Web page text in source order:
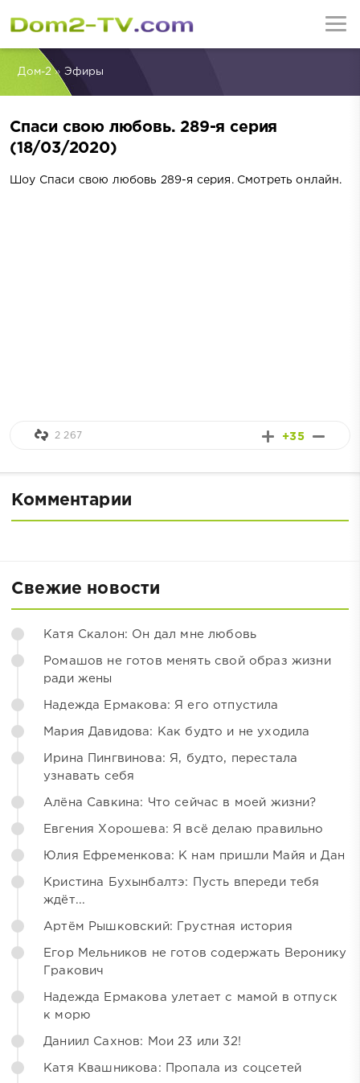
Дом-2» Эфиры
Спаси свою любовь. 289-я серия
(18/03/2020)
Шоу Спаси свою любовь 289-я серия. Смотреть онлайн.
+35
2 267
Комментарии
Свежие новости
Катя Скалон: Он дал мне любовь
Ромашов не готов менять свой образ жизни
ради жены
Надежда Ермакова: Я его отпустила
Мария Давидова: Как будто и не уходила
Ирина Пингвинова: Я, будто, перестала
узнавать себя
Алёна Савкина: Что сейчас в моей жизни?
Евгения Хорошева: Я всё делаю правильно
Юлия Ефременкова: К нам пришли Майя и Дан
Кристина Бухынбалтэ: Пусть впереди тебя
ждёт...
Артём Рышковский: Грустная история
Егор Мельников не готов содержать Веронику
Гракович
Надежда Ермакова улетает с мамой в отпуск
к морю
Даниил Сахнов: Мои 23 или 32!
Катя Квашникова: Пропала из соцсетей